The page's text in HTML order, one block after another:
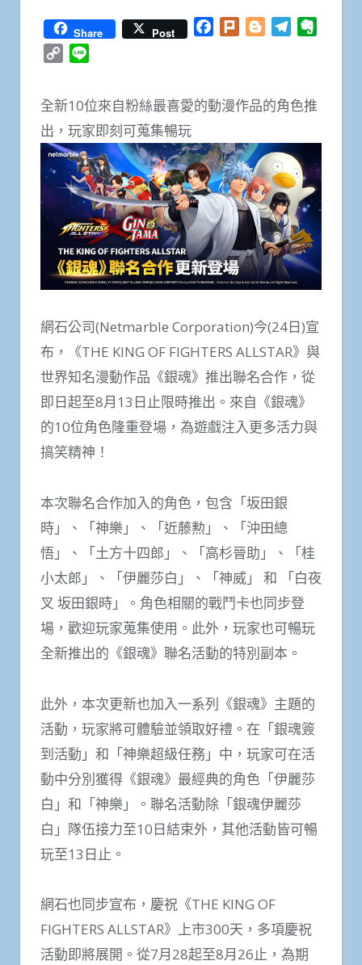
Share Post Facebook
Plurk BloggerTelegram
Copy
全新10位來自粉絲最喜愛的動漫作品的角色推
出，玩家即刻可蒐集暢玩
網石公司(Netmarble Corporation)今(24日)宣
布，《THE KING OF FIGHTERS ALLSTAR》與
世界知名漫動作品《銀魂》推出聯名合作，從
即日起至8月13日止限時推出。來自《銀魂》
的10位角色隆重登場，為遊戲注入更多活力與
搞笑精神！
本次聯名合作加入的角色，包含「坂田銀
時」、「神樂」、「近藤勲」、「沖田總
悟」、「土方十四郎」、「高杉晉助」、「桂
小太郎」、「伊麗莎白」、「神威」 和 「白夜
叉 坂田銀時」。角色相關的戰鬥卡也同步登
場，歡迎玩家蒐集使用。此外，玩家也可暢玩
全新推出的《銀魂》聯名活動的特別副本。
此外，本次更新也加入一系列《銀魂》主題的
活動，玩家將可體驗並領取好禮。在「銀魂簽
到活動」和「神樂超級任務」中，玩家可在活
動中分別獲得《銀魂》最經典的角色「伊麗莎
白」和「神樂」。聯名活動除「銀魂伊麗莎
白」隊伍接力至10日結束外，其他活動皆可暢
玩至13日止。
網石也同步宣布，慶祝《THE KING OF
FIGHTERS ALLSTAR》上市300天，多項慶祝
活動即將展開。從7月28起至8月26止，為期